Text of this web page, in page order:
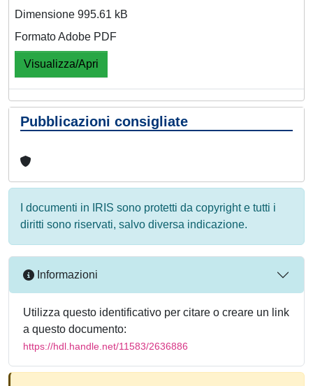
Dimensione 995.61 kB
Formato Adobe PDF
Visualizza/Apri
Pubblicazioni consigliate
I documenti in IRIS sono protetti da copyright e tutti i
diritti sono riservati, salvo diversa indicazione.
Informazioni
Utilizza questo identificativo per citare o creare un link
a questo documento:
https://hdl.handle.net/11583/2636886